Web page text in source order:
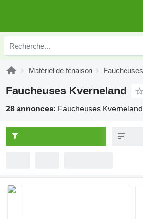
Matériel de fenaison Faucheuses
Faucheuses Kverneland
28 annonces: Faucheuses Kverneland